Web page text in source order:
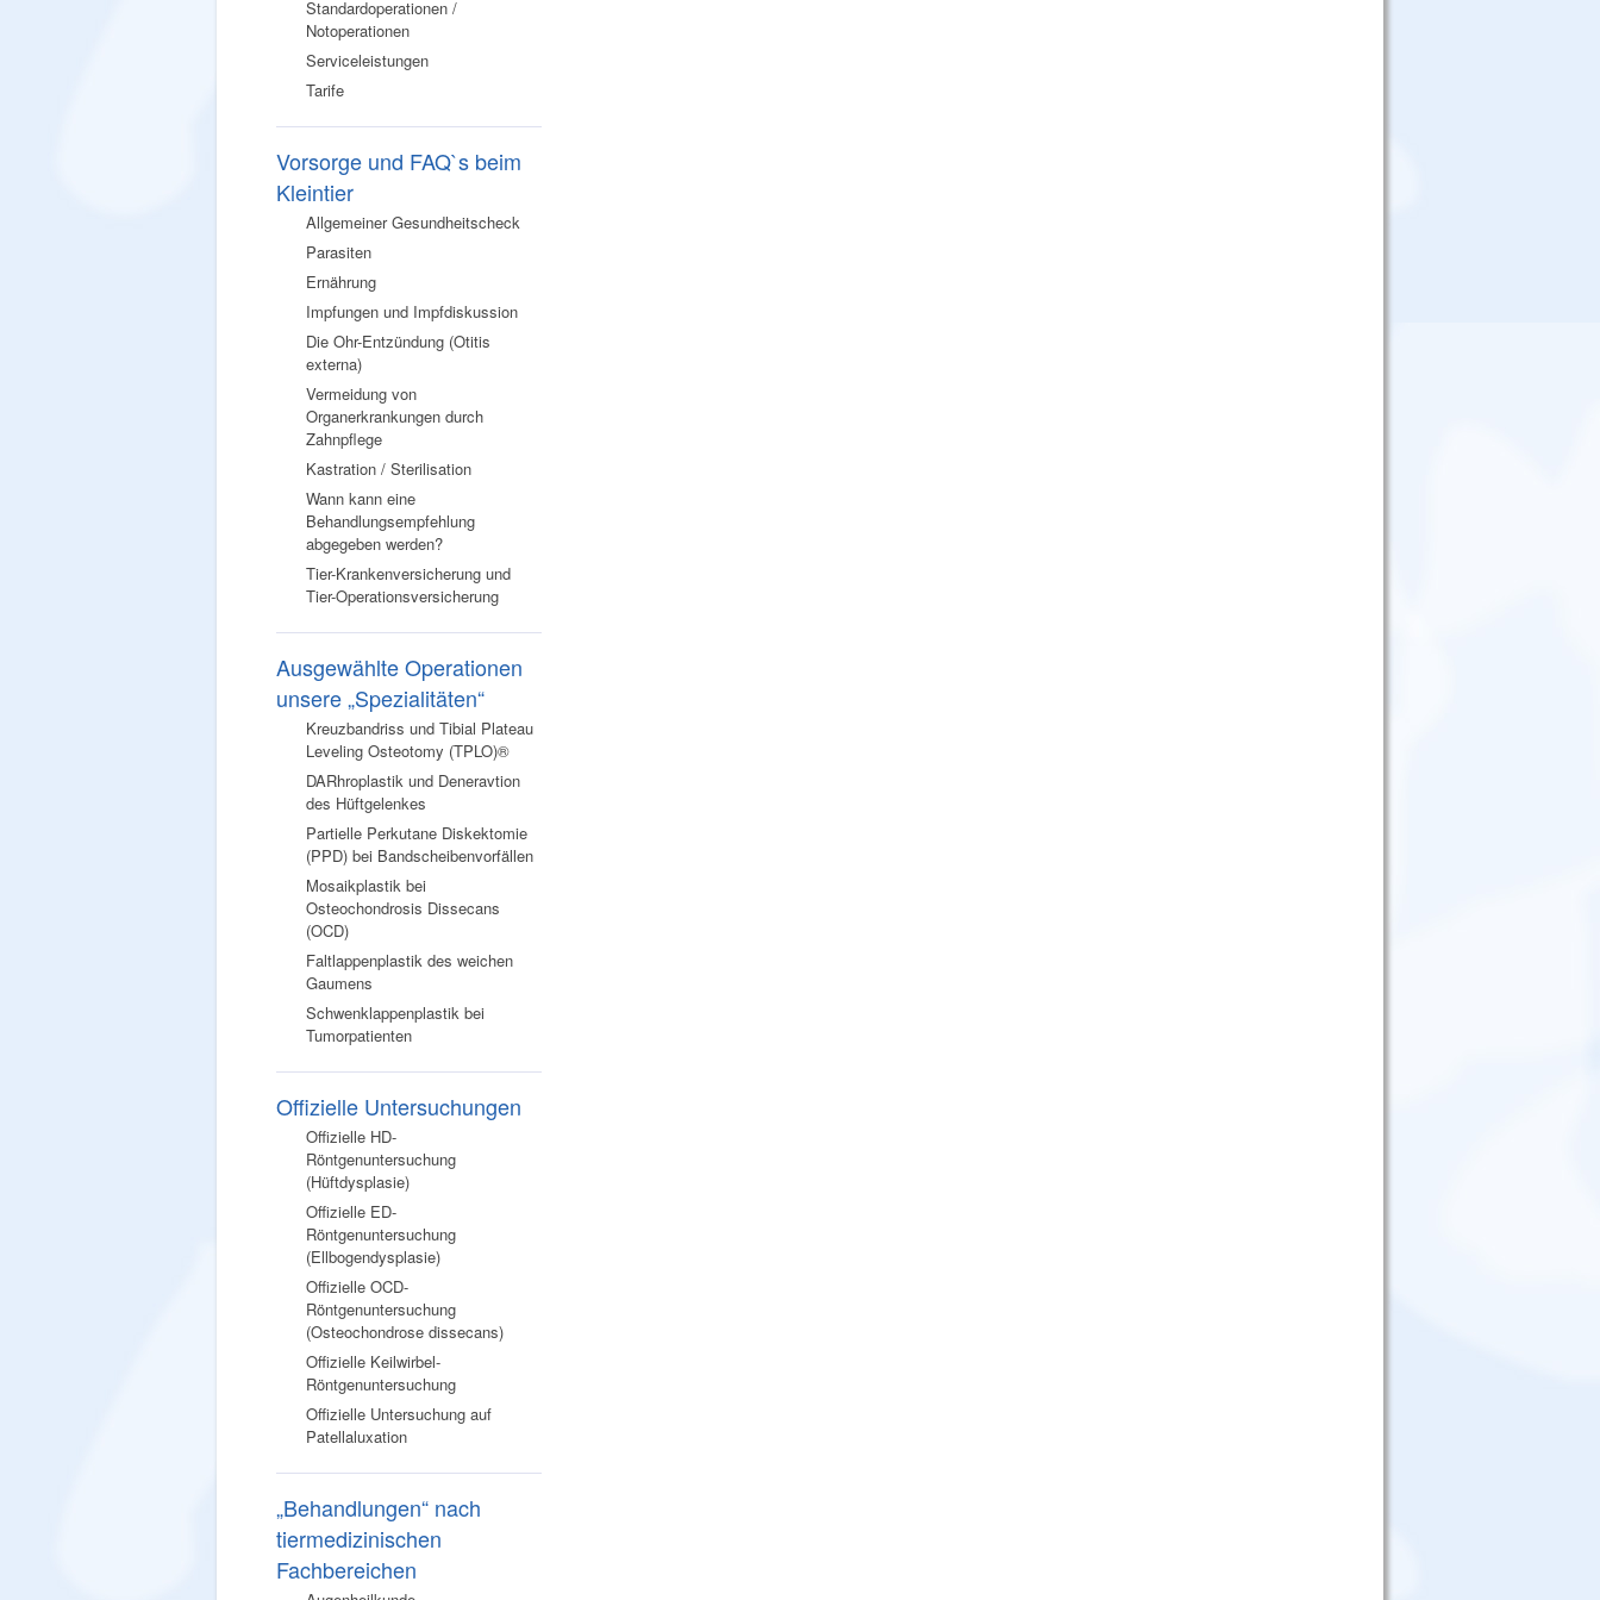
Standardoperationen /
Notoperationen
Serviceleistungen
Tarife
Vorsorge und FAQ`s beim
Kleintier
Allgemeiner Gesundheitscheck
Parasiten
Ernährung
Impfungen und Impfdiskussion
Die Ohr-Entzündung (Otitis
externa)
Vermeidung von
Organerkrankungen durch
Zahnpflege
Kastration / Sterilisation
Wann kann eine
Behandlungsempfehlung
abgegeben werden?
Tier-Krankenversicherung und
Tier-Operationsversicherung
Ausgewählte Operationen
unsere „Spezialitäten“
Kreuzbandriss und Tibial Plateau
Leveling Osteotomy (TPLO)®
DARhroplastik und Deneravtion
des Hüftgelenkes
Partielle Perkutane Diskektomie
(PPD) bei Bandscheibenvorfällen
Mosaikplastik bei
Osteochondrosis Dissecans
(OCD)
Faltlappenplastik des weichen
Gaumens
Schwenklappenplastik bei
Tumorpatienten
Offizielle Untersuchungen
Offizielle HD-
Röntgenuntersuchung
(Hüftdysplasie)
Offizielle ED-
Röntgenuntersuchung
(Ellbogendysplasie)
Offizielle OCD-
Röntgenuntersuchung
(Osteochondrose dissecans)
Offizielle Keilwirbel-
Röntgenuntersuchung
Offizielle Untersuchung auf
Patellaluxation
„Behandlungen“ nach
tiermedizinischen
Fachbereichen